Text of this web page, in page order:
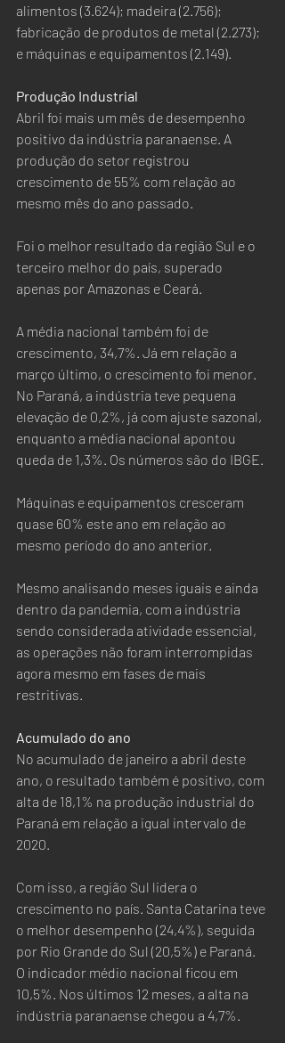
alimentos (3.624); madeira (2.756);
fabricação de produtos de metal (2.273);
e máquinas e equipamentos (2.149).
Produção Industrial
Abril foi mais um mês de desempenho
positivo da indústria paranaense. A
produção do setor registrou
crescimento de 55% com relação ao
mesmo mês do ano passado.
Foi o melhor resultado da região Sul e o
terceiro melhor do país, superado
apenas por Amazonas e Ceará.
A média nacional também foi de
crescimento, 34,7%. Já em relação a
março último, o crescimento foi menor.
No Paraná, a indústria teve pequena
elevação de 0,2%, já com ajuste sazonal,
enquanto a média nacional apontou
queda de 1,3%. Os números são do IBGE.
Máquinas e equipamentos cresceram
quase 60% este ano em relação ao
mesmo período do ano anterior.
Mesmo analisando meses iguais e ainda
dentro da pandemia, com a indústria
sendo considerada atividade essencial,
as operações não foram interrompidas
agora mesmo em fases de mais
restritivas.
Acumulado do ano
No acumulado de janeiro a abril deste
ano, o resultado também é positivo, com
alta de 18,1% na produção industrial do
Paraná em relação a igual intervalo de
2020.
Com isso, a região Sul lidera o
crescimento no país. Santa Catarina teve
o melhor desempenho (24,4%), seguida
por Rio Grande do Sul (20,5%) e Paraná.
O indicador médio nacional ficou em
10,5%. Nos últimos 12 meses, a alta na
indústria paranaense chegou a 4,7%.